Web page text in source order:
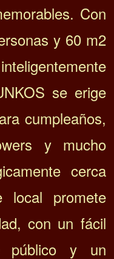
Con
y 60 m2
se erige
cumpleaños,
y mucho
cerca
local promete
con un fácil
público y un